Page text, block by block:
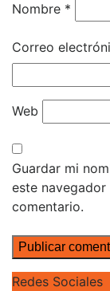
Nombre *
Correo
Web
Guardar mi
este
comentario.
Redes Sociales